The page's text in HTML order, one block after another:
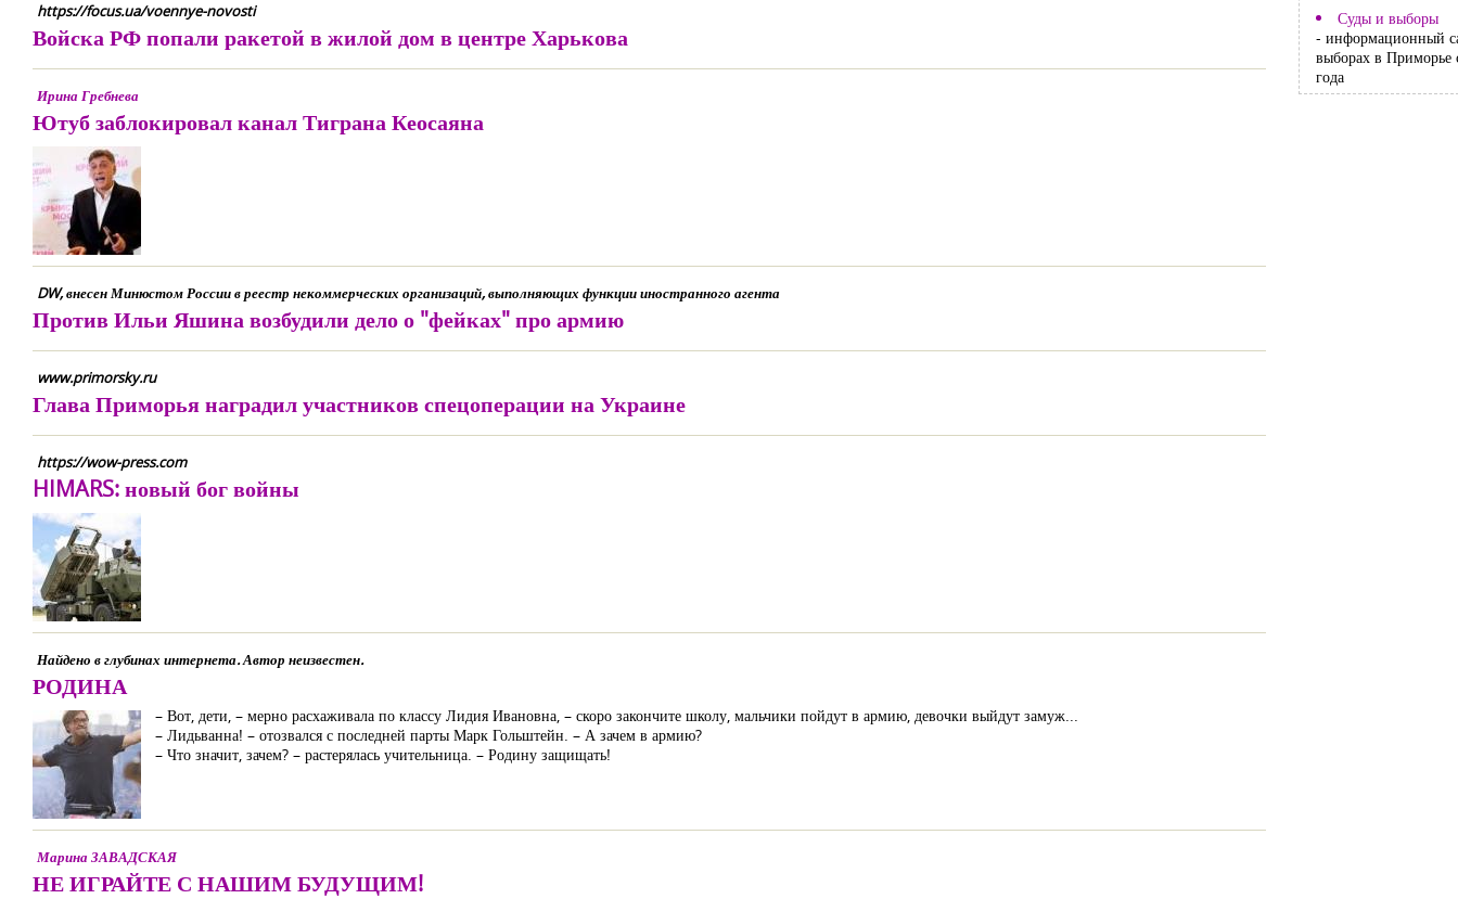
https://focus.ua/voennye-novosti
Войска РФ попали ракетой в жилой дом в центре Харькова
Ирина Гребнева
Ютуб заблокировал канал Тиграна Кеосаяна
DW, внесен Минюстом России в реестр некоммерческих организаций, выполняющих функции иностранного агента
Против Ильи Яшина возбудили дело о "фейках" про армию
www.primorsky.ru
Глава Приморья наградил участников спецоперации на Украине
https://wow-press.com
HIMARS: новый бог войны
Найдено в глубинах интернета. Автор неизвестен.
РОДИНА
– Вот, дети, – мерно расхаживала по классу Лидия Ивановна, – скоро закончите школу, мальчики пойдут в армию, девочки выйдут замуж...
– Лидьванна! – отозвался с последней парты Марк Гольштейн. – А зачем в армию?
– Что значит, зачем? – растерялась учительница. – Родину защищать!
Марина ЗАВАДСКАЯ
НЕ ИГРАЙТЕ С НАШИМ БУДУЩИМ!
Суды и выборы
- информационный
выборах в Приморье
года